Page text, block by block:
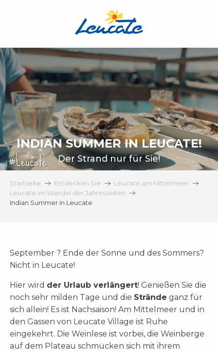
INDIAN SUMMER IN LEUCATE!
Der Strand nur für Sie!
Startseite Entdecken Sie
Leucate am Mittelmeer
Leucate im Wandel der Jahreszeiten
Indian Summer in Leucate
September ? Ende der Sonne und des Sommers?
Nicht in Leucate!
Hier wird der Urlaub verlängert! Genießen Sie die
noch sehr milden Tage und die Strände ganz für
sich allein! Es ist Nachsaison! Am Mittelmeer und in
den Gassen von Leucate Village ist Ruhe
eingekehrt. Die Weinlese ist vorbei, die Weinberge
auf dem Plateau schmücken sich mit ihrem